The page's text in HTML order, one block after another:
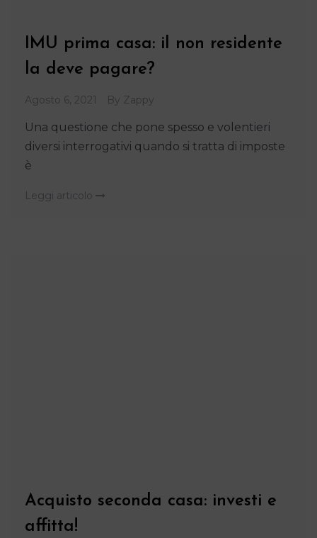
IMU prima casa: il non residente
la deve pagare?
Agosto 6, 2021 By Zappy
Una questione che pone spesso e volentieri
diversi interrogativi quando si tratta di imposte
è
Leggi articolo
Acquisto seconda casa: investi e
affitta!